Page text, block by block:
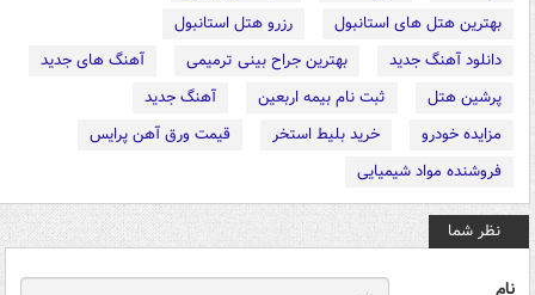
بهترین هتل های استانبول
رزرو هتل استانبول
دانلود آهنگ جدید
بهترین جراح بینی ترمیمی
آهنگ های جدید
پرشین هتل
ثبت نام بیمه اربعین
آهنگ جدید
مزایده خودرو
خرید بلیط استخر
قیمت ورق آهن پرایس
فروشنده مواد شیمیایی
نظر شما
نام